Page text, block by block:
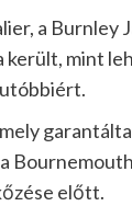
a Burnley
került, mint
előtt.